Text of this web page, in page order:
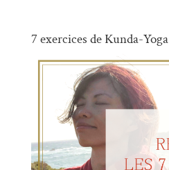
7 exercices de Kunda-Yoga